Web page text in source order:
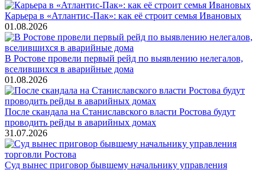
Карьера в «Атлантис-Пак»: как её строит семья Ивановых
01.08.2026
В Ростове провели первый рейд по выявлению нелегалов,
вселившихся в аварийные дома
01.08.2026
После скандала на Станиславского власти Ростова будут
проводить рейды в аварийных домах
31.07.2026
Суд вынес приговор бывшему начальнику управления